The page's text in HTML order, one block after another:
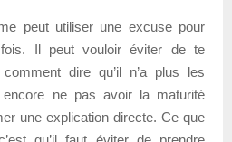
peut utiliser une excuse pour
Il peut vouloir éviter de te
dire qu’il n’a plus les
ne pas avoir la maturité
une explication directe. Ce que